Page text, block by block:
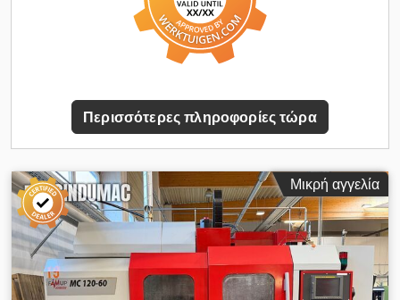
Μέγεθος κώνου ISO 40
εξετάσετε το κάθετο κέντρο κατεργασίας HAAS VF-4SSHE που
προσφέρουμε προς πώληση. Επικοινωνήστε μαζί μας για
περισσότερες πληροφορίες. • Ψύξη μέσω του άξονα
Προαιρετικός εξοπλισμός Dsdpfx Acsznv Iwslswa •
Περισσότερες πληροφορίες τώρα
Μικρή αγγελία